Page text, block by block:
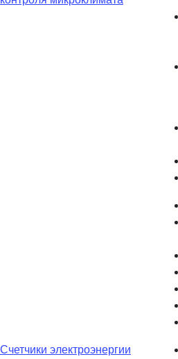
Счетчики электроэнергии